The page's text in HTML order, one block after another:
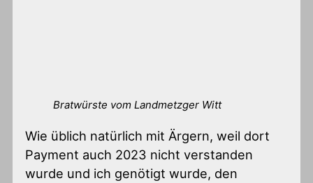
Bratwürste vom Landmetzger Witt
Wie üblich natürlich mit Ärgern, weil dort
Payment auch 2023 nicht verstanden
wurde und ich genötigt wurde, den